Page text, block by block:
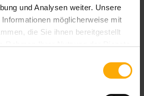
und Analysen weiter. Unsere
möglicherweise mit
die Sie ihnen bereitgestellt
von HubSpot
Sie die komplette Übersicht zu
der HubSpot Module Inbound